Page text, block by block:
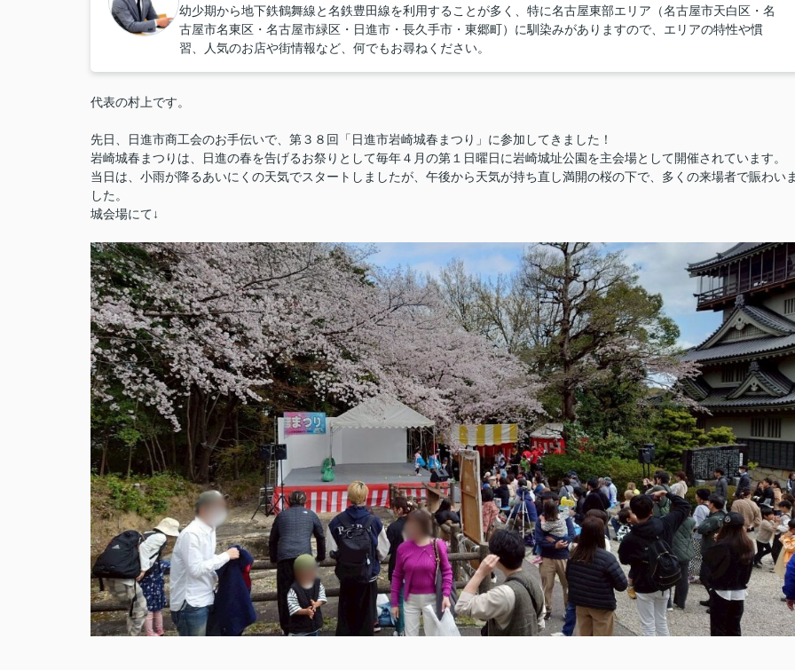
幼少期から地下鉄鶴舞線と名鉄豊田線を利用することが多く、特に名古屋東部エリア（名古屋市天白区・名
古屋市名東区・名古屋市緑区・日進市・長久手市・東郷町）に馴染みがありますので、エリアの特性や慣
習、人気のお店や街情報など、何でもお尋ねください。
代表の村上です。
先日、日進市商工会のお手伝いで、第３８回「日進市岩崎城春まつり」に参加してきました！
岩崎城春まつりは、日進の春を告げるお祭りとして毎年４月の第１日曜日に岩崎城址公園を主会場として開催されています。
当日は、小雨が降るあいにくの天気でスタートしましたが、午後から天気が持ち直し満開の桜の下で、多くの来場者で賑わい
した。
城会場にて↓